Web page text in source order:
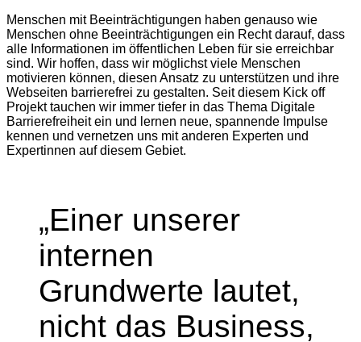
Menschen mit Beeinträchtigungen haben genauso wie
Menschen ohne Beeinträchtigungen ein Recht darauf, dass
alle Informationen im öffentlichen Leben für sie erreichbar
sind. Wir hoffen, dass wir möglichst viele Menschen
motivieren können, diesen Ansatz zu unterstützen und ihre
Webseiten barrierefrei zu gestalten. Seit diesem Kick off
Projekt tauchen wir immer tiefer in das Thema Digitale
Barrierefreiheit ein und lernen neue, spannende Impulse
kennen und vernetzen uns mit anderen Experten und
Expertinnen auf diesem Gebiet.
„Einer unserer
internen
Grundwerte lautet,
nicht das Business,